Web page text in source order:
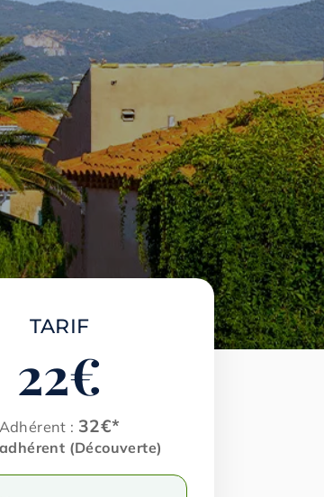
TARIF
22€
Adhérent : 32€*
(Découverte)